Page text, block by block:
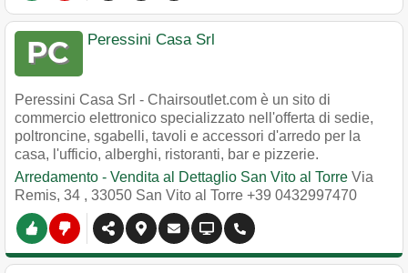
Peressini Casa Srl
Peressini Casa Srl - Chairsoutlet.com è un sito di
commercio elettronico specializzato nell'offerta di sedie,
poltroncine, sgabelli, tavoli e accessori d'arredo per la
casa, l'ufficio, alberghi, ristoranti, bar e pizzerie.
Arredamento - Vendita al Dettaglio San Vito al Torre Via
Remis, 34 , 33050 San Vito al Torre +39 0432997470